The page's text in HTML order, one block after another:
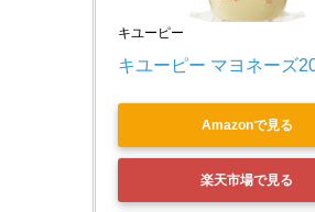
キユーピー
キユーピー マヨネーズ
Amazonで見る
楽天市場で見る